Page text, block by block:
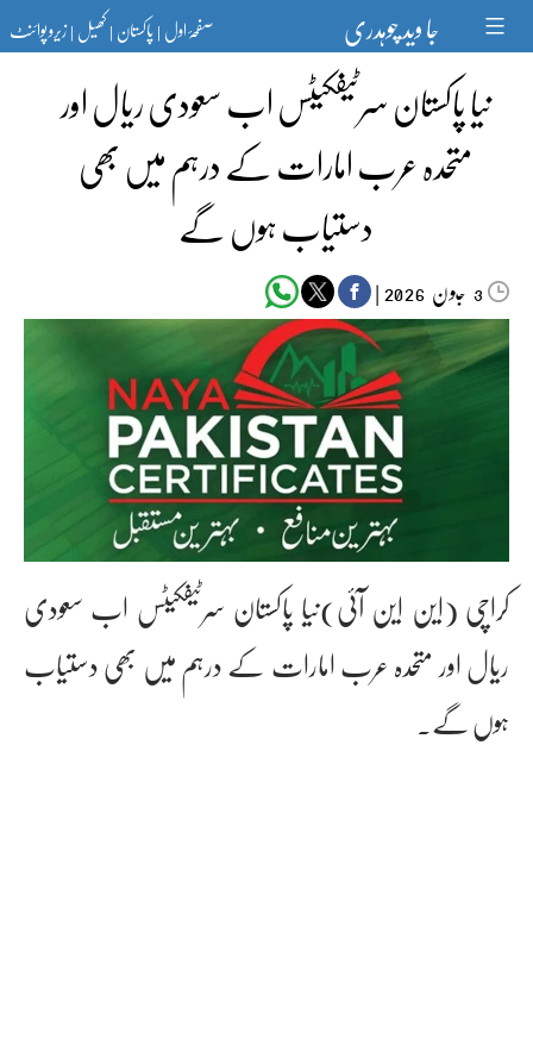
content جا وید چوہدری صفحۂ اول|پاکستان|کھیل|زیرو پوائنٹ
نیا پاکستان سرٹیفکیٹس اب سعودی ریال اور
متحدہ عرب امارات کے درہم میں بھی
دستیاب ہوں گے
3جون‬‮ |
کراچی (این این آئی)نیا پاکستان سرٹیفکیٹس اب سعودی
ریال اور متحدہ عرب امارات کے درہم میں بھی دستیاب
ہوں گے۔